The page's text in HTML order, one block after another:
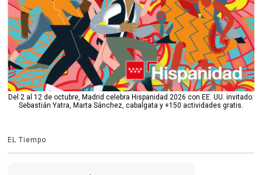
Del 2 al 12 de octubre, Madrid celebra Hispanidad 2026 con EE. UU. invitado:
Sebastián Yatra, Marta Sánchez, cabalgata y +150 actividades gratis.
EL Tiempo